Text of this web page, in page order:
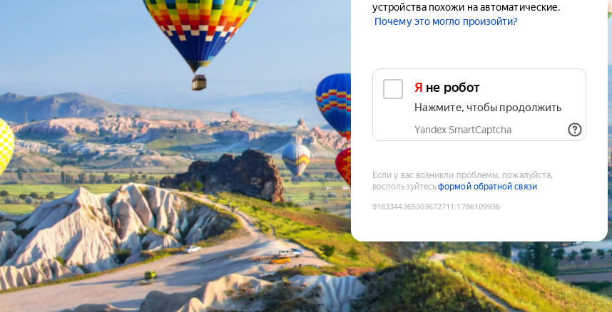
устройства похожи на автоматические.
Почему это могло произойти?
Я не робот
Нажмите, чтобы продолжить
Yandex SmartCaptcha
Если у вас возникли проблемы, пожалуйста,
воспользуйтесьформой обратной связи
9183344365303672711 :1786109936